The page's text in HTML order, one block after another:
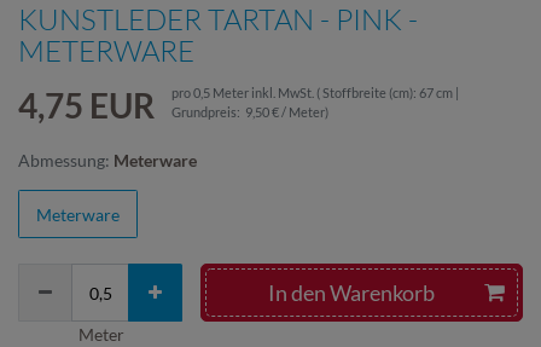
KUNSTLEDER TARTAN - PINK -
METERWARE
4,75 EUR pro0,5 Meter inkl. MwSt. ( Stoffbreite (cm): 67 cm |
Grundpreis: 9,50 € / Meter)
Abmessung: Meterware
Meterware
In den Warenkorb
Meter